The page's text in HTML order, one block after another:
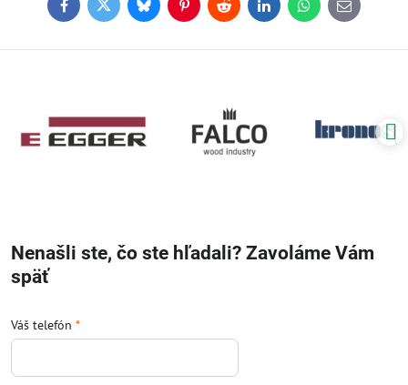
FacebookTwitterBlueskyPinterestReddit LinkedInWhatsApp
E-
mail
Nenašli ste, čo ste hľadali? Zavoláme Vám
späť
Váš telefón *